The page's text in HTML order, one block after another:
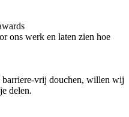
ons werk en laten zien hoe
vrij douchen, willen wij
delen.